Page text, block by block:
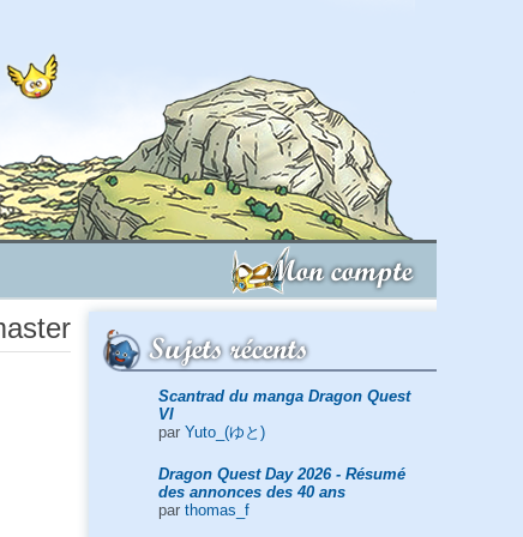
Mon compte
Sujets récents
Scantrad du manga Dragon Quest
VI
par Yuto_(ゆと)
Dragon Quest Day 2026 - Résumé
des annonces des 40 ans
par thomas_f